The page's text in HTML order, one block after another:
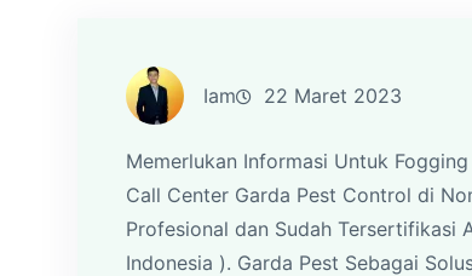
Iam 22 Maret 2023
Memerlukan Informasi Untuk
Call Center Garda Pest Control di
Profesional dan Sudah Tersertifikasi
Indonesia ). Garda Pest Sebagai